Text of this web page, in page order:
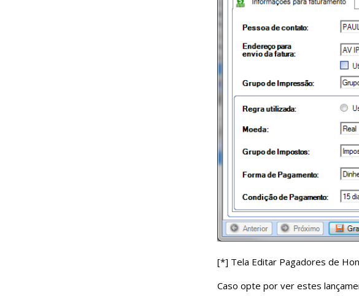
[*] Tela Editar Pagadores de
Caso opte por ver estes